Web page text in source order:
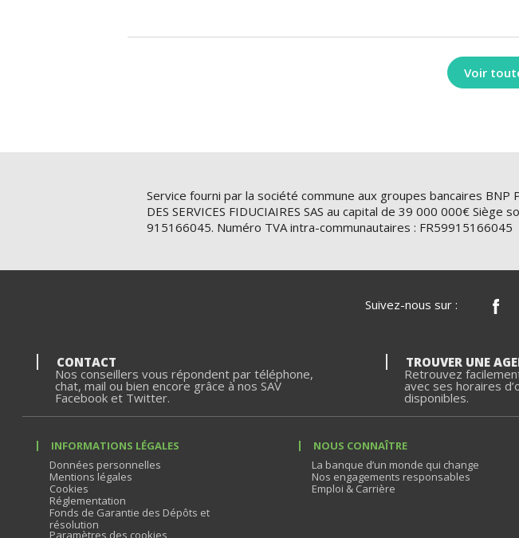
Voir
Service fourni par la société commune aux groupes bancaires BNP
DES SERVICES FIDUCIAIRES SAS au capital de 39 000 000€
915166045. Numéro TVA intra-communautaires : FR59915166045
Suivez-nous sur :
CONTACT
Nos conseillers vous répondent par téléphone,
chat, mail ou bien encore grâce à nos SAV
Facebook et Twitter.
TROUVER UNE
Retrouvez
avec ses horaires
disponibles.
INFORMATIONS LÉGALES
Données personnelles
Mentions légales
Cookies
Réglementation
Fonds de Garantie des Dépôts et
résolution
Paramètres des cookies
NOUS CONNAÎTRE
La banque d’un monde qui change
Nos engagements responsables
Emploi & Carrière